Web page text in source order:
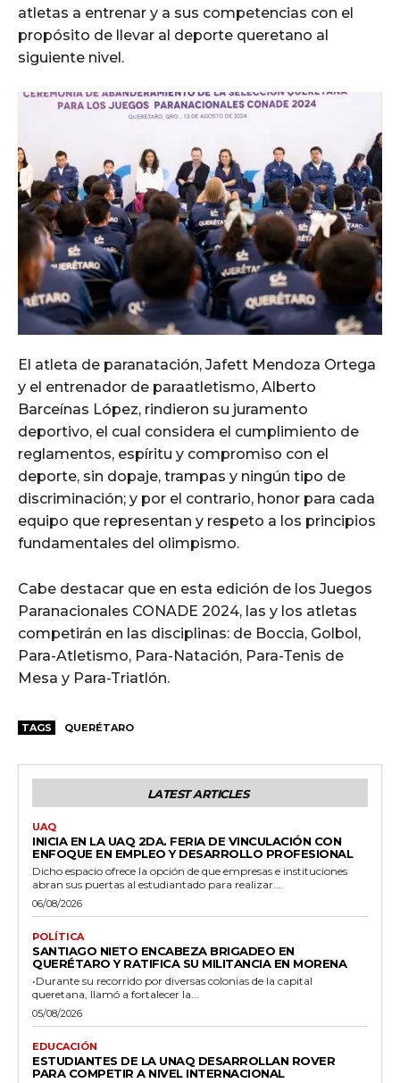
atletas a entrenar y a sus competencias con el
propósito de llevar al deporte queretano al
siguiente nivel.
El atleta de paranatación, Jafett Mendoza Ortega
y el entrenador de paraatletismo, Alberto
Barceínas López, rindieron su juramento
deportivo, el cual considera el cumplimiento de
reglamentos, espíritu y compromiso con el
deporte, sin dopaje, trampas y ningún tipo de
discriminación; y por el contrario, honor para cada
equipo que representan y respeto a los principios
fundamentales del olimpismo.
Cabe destacar que en esta edición de los Juegos
Paranacionales CONADE 2024, las y los atletas
competirán en las disciplinas: de Boccia, Golbol,
Para-Atletismo, Para-Natación, Para-Tenis de
Mesa y Para-Triatlón.
TAGS QUERÉTARO
LATEST ARTICLES
UAQ
INICIA EN LA UAQ 2DA. FERIA DE VINCULACIÓN CON
ENFOQUE EN EMPLEO Y DESARROLLO PROFESIONAL
Dicho espacio ofrece la opción de que empresas e instituciones
abran sus puertas al estudiantado para realizar...
06/08/2026
POLÍTICA
SANTIAGO NIETO ENCABEZA BRIGADEO EN
QUERÉTARO Y RATIFICA SU MILITANCIA EN MORENA
•Durante su recorrido por diversas colonias de la capital
queretana, llamó a fortalecer la...
05/08/2026
EDUCACIÓN
ESTUDIANTES DE LA UNAQ DESARROLLAN ROVER
PARA COMPETIR A NIVEL INTERNACIONAL